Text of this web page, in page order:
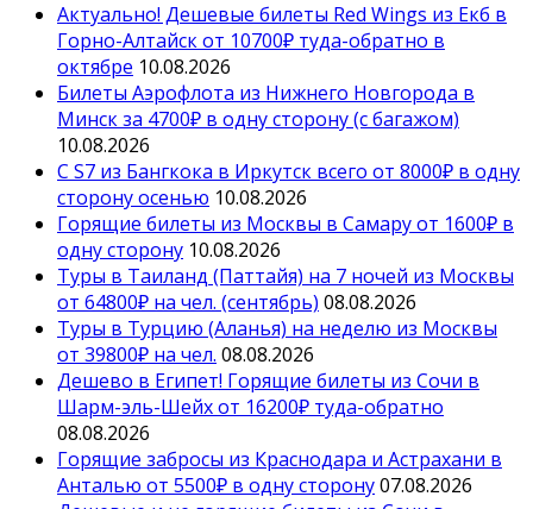
Актуально! Дешевые билеты Red Wings из Екб в
Горно-Алтайск от 10700₽ туда-обратно в
октябре 10.08.2026
Билеты Аэрофлота из Нижнего Новгорода в
Минск за 4700₽ в одну сторону (с багажом)
10.08.2026
С S7 из Бангкока в Иркутск всего от 8000₽ в одну
сторону осенью 10.08.2026
Горящие билеты из Москвы в Самару от 1600₽ в
одну сторону 10.08.2026
Туры в Таиланд (Паттайя) на 7 ночей из Москвы
от 64800₽ на чел. (сентябрь) 08.08.2026
Туры в Турцию (Аланья) на неделю из Москвы
от 39800₽ на чел. 08.08.2026
Дешево в Египет! Горящие билеты из Сочи в
Шарм-эль-Шейх от 16200₽ туда-обратно
08.08.2026
Горящие забросы из Краснодара и Астрахани в
Анталью от 5500₽ в одну сторону07.08.2026